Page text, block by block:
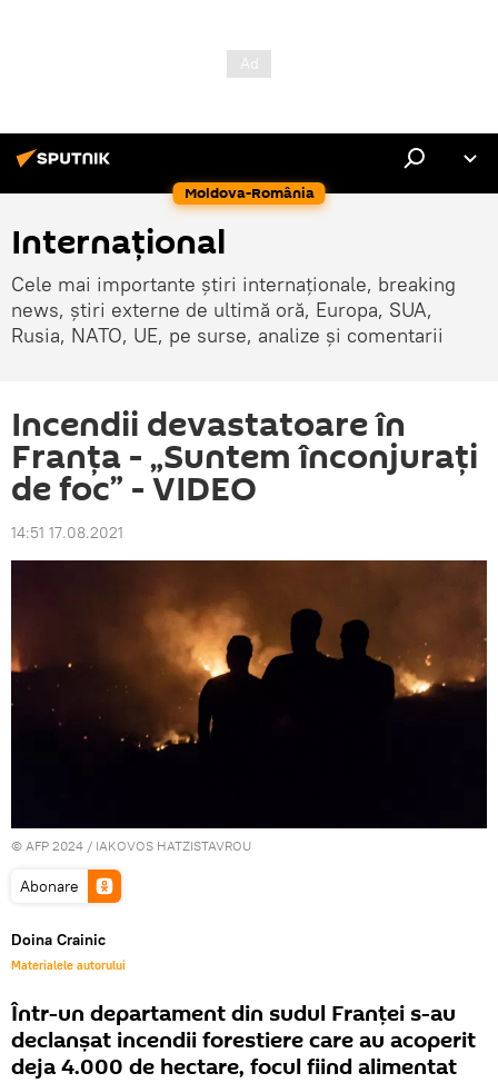
Moldova-România
Internaţional
Cele mai importante știri internaționale, breaking
news, știri externe de ultimă oră, Europa, SUA,
Rusia, NATO, UE, pe surse, analize și comentarii
Incendii devastatoare în
Franţa - „Suntem înconjurați
de foc” - VIDEO
14:51 17.08.2021
© AFP 2024 / IAKOVOS HATZISTAVROU
Abonare
Doina Crainic
Materialele autorului
Într-un departament din sudul Franţei s-au
declanşat incendii forestiere care au acoperit
deja 4.000 de hectare, focul fiind alimentat